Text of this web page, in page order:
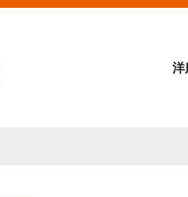
洋